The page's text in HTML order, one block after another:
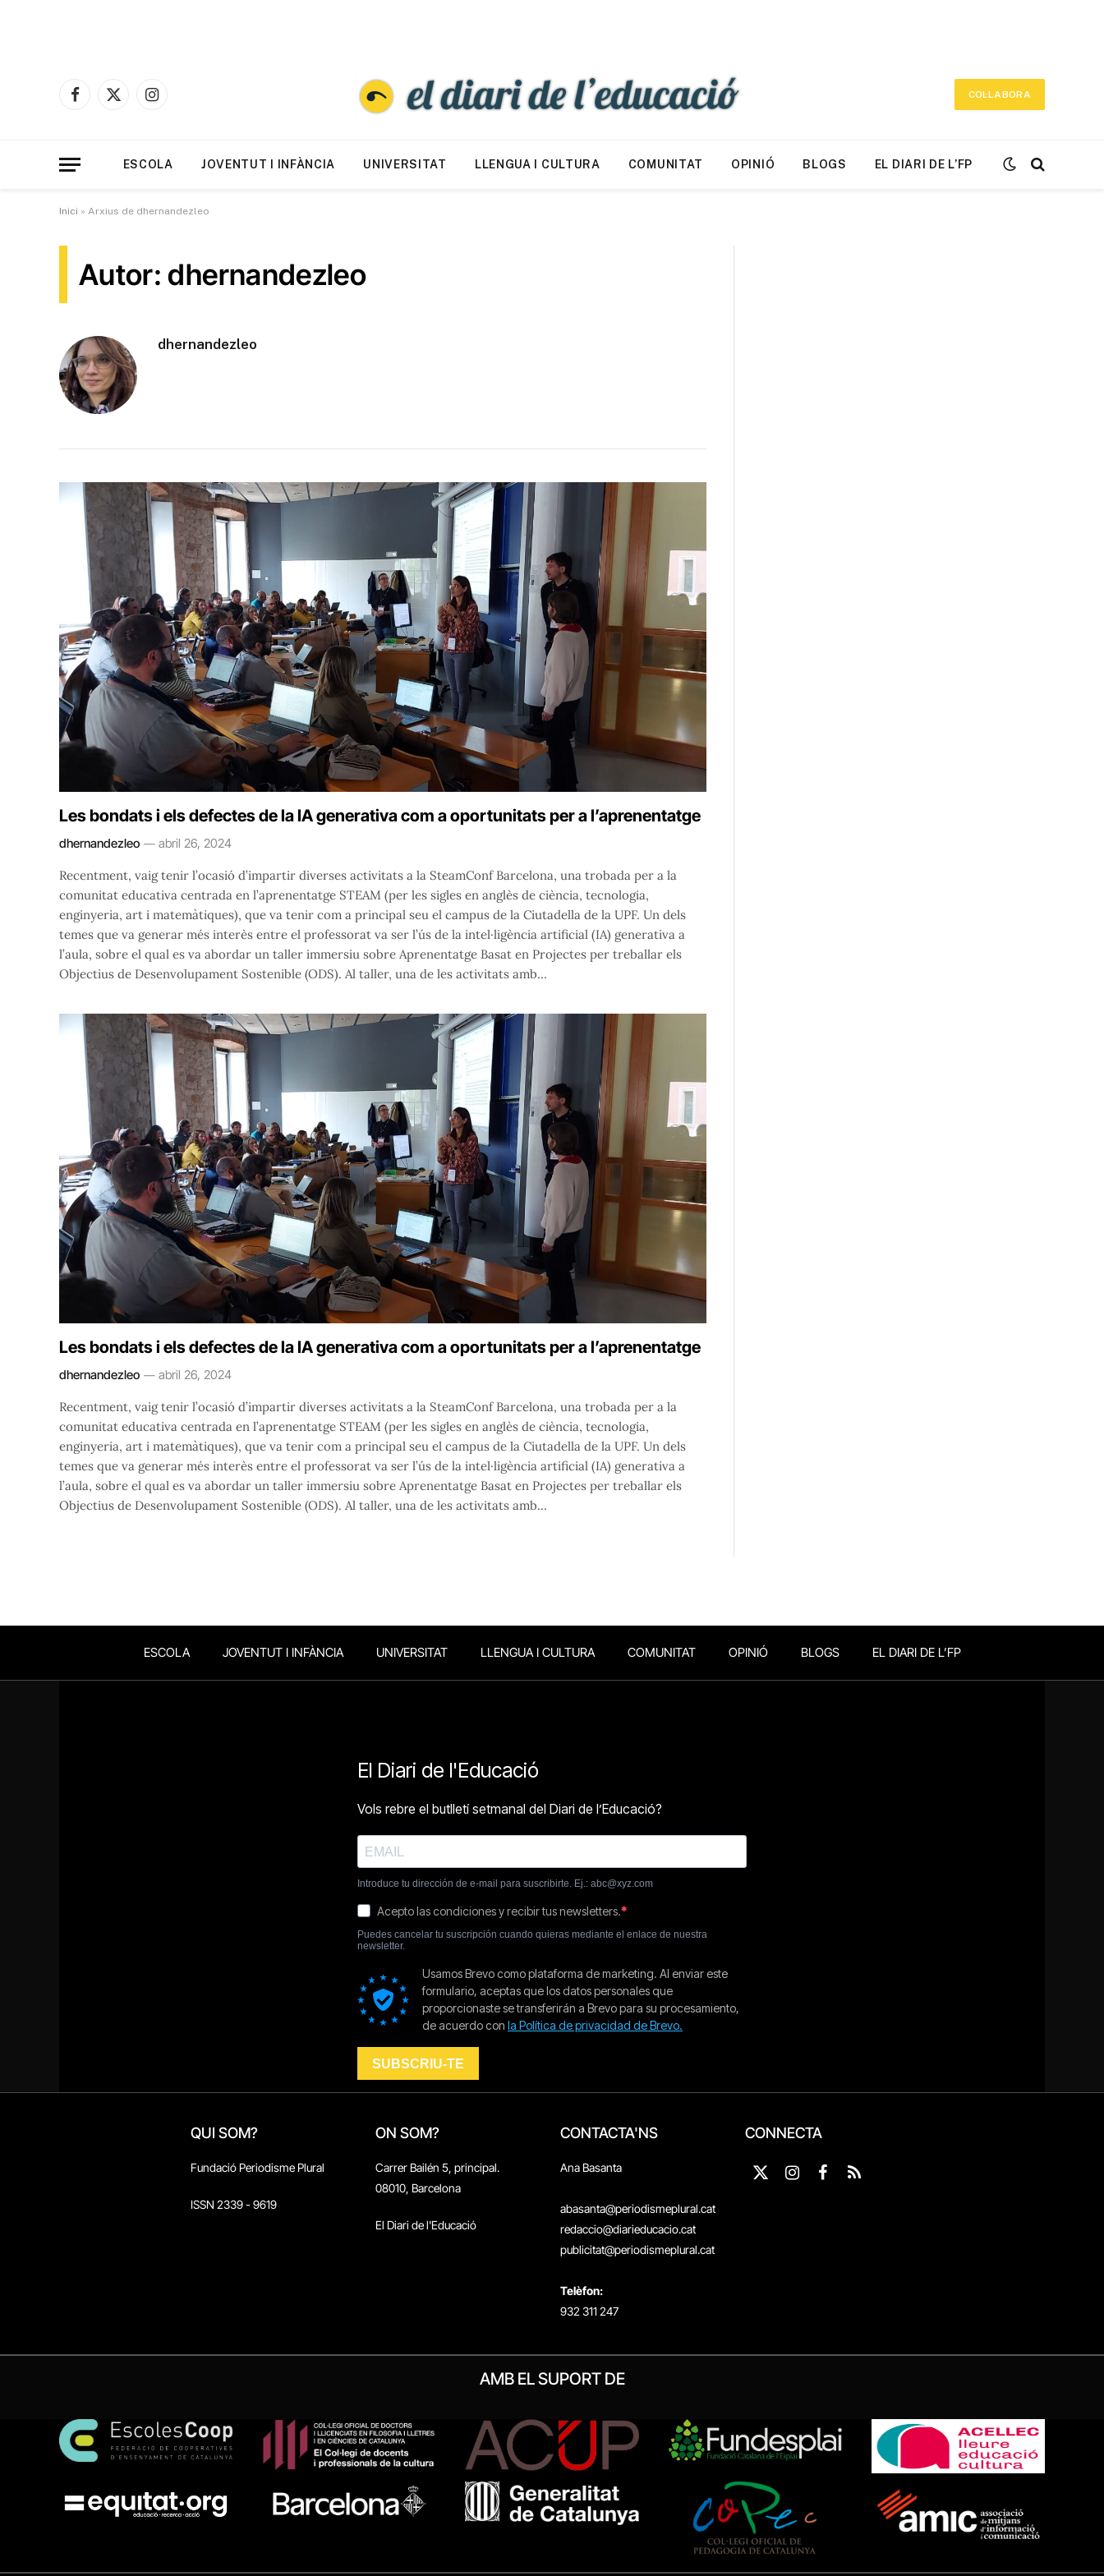
Facebook
X
Instagram
COL·LABORA
ESCOLA JOVENTUT I INFÀNCIA UNIVERSITAT LLENGUA I CULTURA COMUNITAT OPINIÓ BLOGS EL DIARI DE L’FP
Inici » Arxius de dhernandezleo
Autor: dhernandezleo
dhernandezleo
Les bondats i els defectes de la IA generativa com a oportunitats per a l’aprenentatge
dhernandezleo abril 26, 2024
Recentment, vaig tenir l’ocasió d’impartir diverses activitats a la SteamConf Barcelona, una trobada per a la
comunitat educativa centrada en l’aprenentatge STEAM (per les sigles en anglès de ciència, tecnologia,
enginyeria, art i matemàtiques), que va tenir com a principal seu el campus de la Ciutadella de la UPF. Un dels
temes que va generar més interès entre el professorat va ser l’ús de la intel·ligència artificial (IA) generativa a
l’aula, sobre el qual es va abordar un taller immersiu sobre Aprenentatge Basat en Projectes per treballar els
Objectius de Desenvolupament Sostenible (ODS). Al taller, una de les activitats amb…
Les bondats i els defectes de la IA generativa com a oportunitats per a l’aprenentatge
dhernandezleo abril 26, 2024
Recentment, vaig tenir l’ocasió d’impartir diverses activitats a la SteamConf Barcelona, una trobada per a la
comunitat educativa centrada en l’aprenentatge STEAM (per les sigles en anglès de ciència, tecnologia,
enginyeria, art i matemàtiques), que va tenir com a principal seu el campus de la Ciutadella de la UPF. Un dels
temes que va generar més interès entre el professorat va ser l’ús de la intel·ligència artificial (IA) generativa a
l’aula, sobre el qual es va abordar un taller immersiu sobre Aprenentatge Basat en Projectes per treballar els
Objectius de Desenvolupament Sostenible (ODS). Al taller, una de les activitats amb…
ESCOLA JOVENTUT I INFÀNCIA UNIVERSITAT LLENGUA I CULTURA COMUNITAT OPINIÓ BLOGS EL DIARI DE L’FP
QUI SOM?
Fundació Periodisme Plural
ISSN 2339 - 9619
ON SOM?
Carrer Bailén 5, principal.
08010, Barcelona
El Diari de l'Educació
CONTACTA'NS
Ana Basanta
abasanta@periodismeplural.cat
redaccio@diarieducacio.cat
publicitat@periodismeplural.cat
Telèfon:
932 311 247
CONNECTA
X
Instagram
Facebook
RSS
AMB EL SUPORT DE